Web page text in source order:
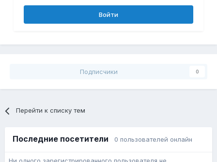
Войти
Подписчики 0
Перейти к списку тем
Последние посетители 0 пользователей онлайн